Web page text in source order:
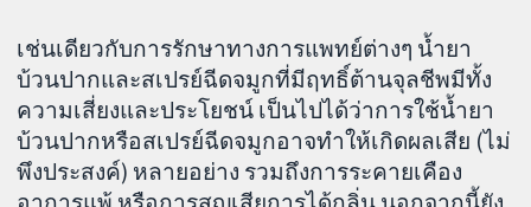
เช่นเดียวกับการรักษาทางการแพทย์ต่างๆ น้ำยา
บ้วนปากและสเปรย์ฉีดจมูกที่มีฤทธิ์ต้านจุลชีพมีทั้ง
ความเสี่ยงและประโยชน์ เป็นไปได้ว่าการใช้น้ำยา
บ้วนปากหรือสเปรย์ฉีดจมูกอาจทำให้เกิดผลเสีย (ไม่
พึงประสงค์) หลายอย่าง รวมถึงการระคายเคือง